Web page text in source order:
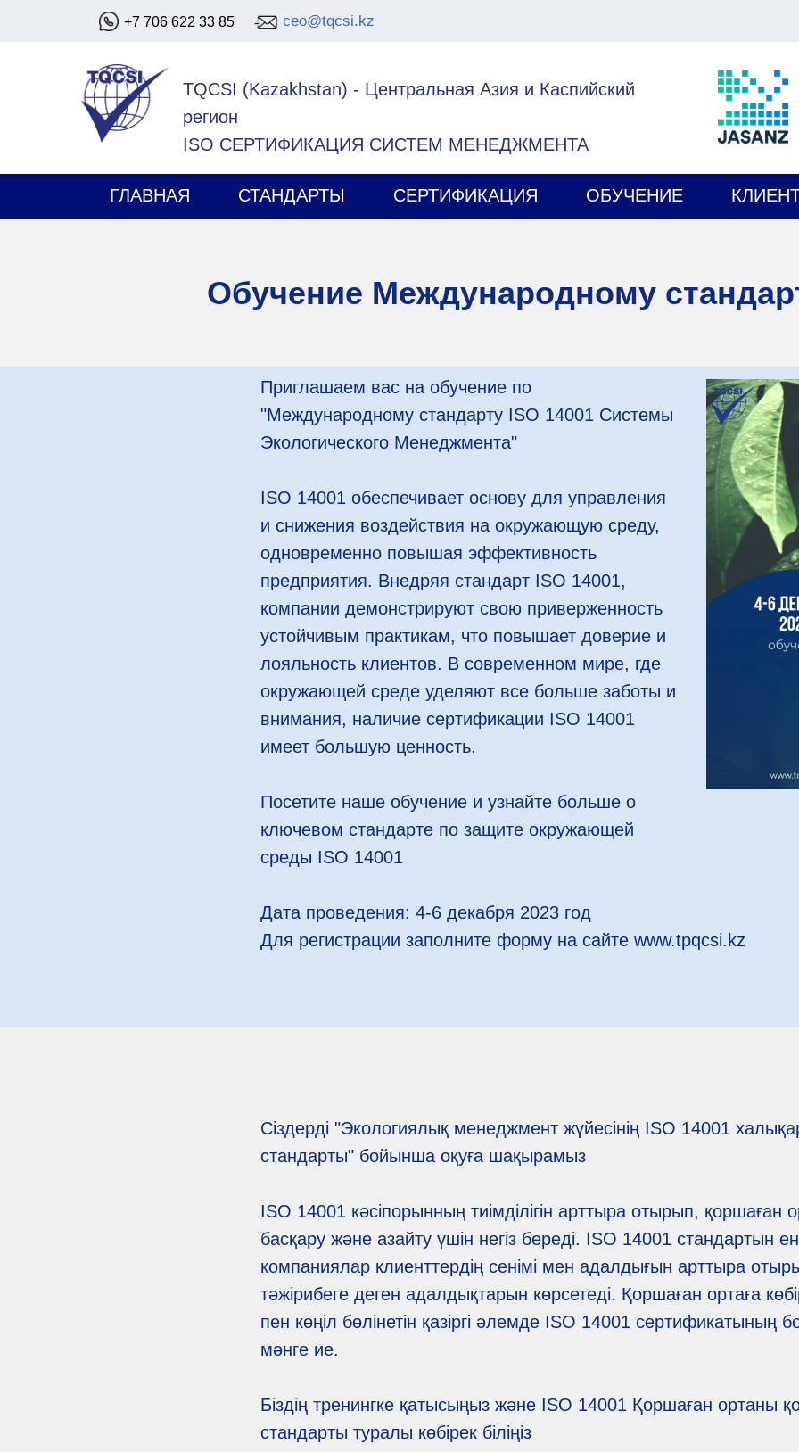
+7 706 622 33 85 ceo@tqcsi.kz
TQCSI (Kazakhstan) - Центральная Азия и Каспийский
регион
ISO СЕРТИФИКАЦИЯ СИСТЕМ МЕНЕДЖМЕНТА
ГЛАВНАЯ СТАНДАРТЫ СЕРТИФИКАЦИЯ ОБУЧЕНИЕ
Обучение Международному
Приглашаем вас на обучение по
"Международному стандарту ISO 14001 Системы
Экологического Менеджмента"
ISO 14001 обеспечивает основу для управления
и снижения воздействия на окружающую среду,
одновременно повышая эффективность
предприятия. Внедряя стандарт ISO 14001,
компании демонстрируют свою приверженность
устойчивым практикам, что повышает доверие и
лояльность клиентов. В современном мире, где
окружающей среде уделяют все больше заботы и
внимания, наличие сертификации ISO 14001
имеет большую ценность.
Посетите наше обучение и узнайте больше о
ключевом стандарте по защите окружающей
среды ISO 14001
Дата проведения: 4-6 декабря 2023 год
Для регистрации заполните форму на сайте www.tpqcsi.kz
Сіздерді "Экологиялық менеджмент жүйесінің ISO 14001
стандарты" бойынша оқуға шақырамыз
ISO 14001 кәсіпорынның тиімділігін арттыра отырып, қоршаған
басқару және азайту үшін негіз береді. ISO 14001 стандартын
компаниялар клиенттердің сенімі мен адалдығын арттыра
тәжірибеге деген адалдықтарын көрсетеді. Қоршаған ортаға
пен көңіл бөлінетін қазіргі әлемде ISO 14001 сертификатының
мәнге ие.
Біздің тренингке қатысыңыз және ISO 14001 Қоршаған ортаны
стандарты туралы көбірек біліңіз